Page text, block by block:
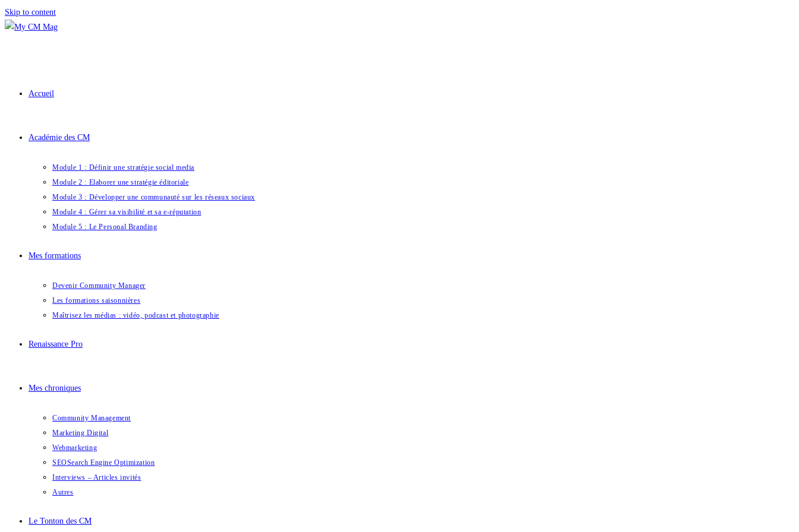
Skip to content
Accueil
Académie des CM
Module 1 : Définir une stratégie social media
Module 2 : Elaborer une stratégie éditoriale
Module 3 : Développer une communauté sur les réseaux sociaux
Module 4 : Gérer sa visibilité et sa e-réputation
Module 5 : Le Personal Branding
Mes formations
Devenir Community Manager
Les formations saisonnières
Maîtrisez les médias : vidéo, podcast et photographie
Renaissance Pro
Mes chroniques
Community Management
Marketing Digital
Webmarketing
SEOSearch Engine Optimization
Interviews – Articles invités
Autres
Le Tonton des CM